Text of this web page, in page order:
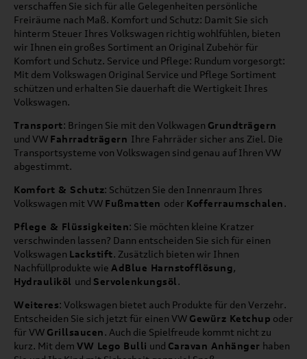
verschaffen Sie sich für alle Gelegenheiten persönliche
Freiräume nach Maß. Komfort und Schutz: Damit Sie sich
hinterm Steuer Ihres Volkswagen richtig wohlfühlen, bieten
wir Ihnen ein großes Sortiment an Original Zubehör für
Komfort und Schutz. Service und Pflege: Rundum vorgesorgt:
Mit dem Volkswagen Original Service und Pflege Sortiment
schützen und erhalten Sie dauerhaft die Wertigkeit Ihres
Volkswagen.
Transport: Bringen Sie mit den Volkwagen Grundträgern
und VW Fahrradträgern Ihre Fahrräder sicher ans Ziel. Die
Transportsysteme von Volkswagen sind genau auf Ihren VW
abgestimmt.
Komfort & Schutz: Schützen Sie den Innenraum Ihres
Volkswagen mit VW Fußmatten oder Kofferraumschalen.
Pflege & Flüssigkeiten: Sie möchten kleine Kratzer
verschwinden lassen? Dann entscheiden Sie sich für einen
Volkswagen Lackstift. Zusätzlich bieten wir Ihnen
Nachfüllprodukte wie AdBlue Harnstofflösung,
Hydrauliköl und Servolenkungsöl.
Weiteres: Volkswagen bietet auch Produkte für den Verzehr.
Entscheiden Sie sich jetzt für einen VW Gewürz Ketchup oder
für VW Grillsaucen. Auch die Spielfreude kommt nicht zu
kurz. Mit dem VW Lego Bulli und Caravan Anhänger haben